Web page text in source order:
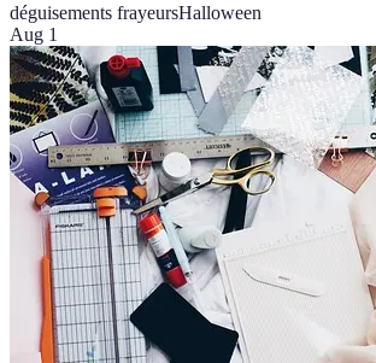
déguisements frayeursHalloween
Aug 1